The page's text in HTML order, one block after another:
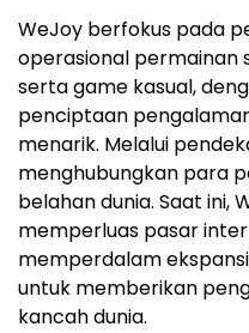
WeJoy berfokus pada
operasional permainan
serta game kasual,
penciptaan
menarik. Melalui
menghubungkan para
belahan dunia. Saat ini,
memperluas pasar
memperdalam
untuk memberikan
kancah dunia.